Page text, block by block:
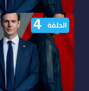
مشاهدة مسلسل CIA
الموسم الاول الحلقة 6
مترجمة
الحلقة 4